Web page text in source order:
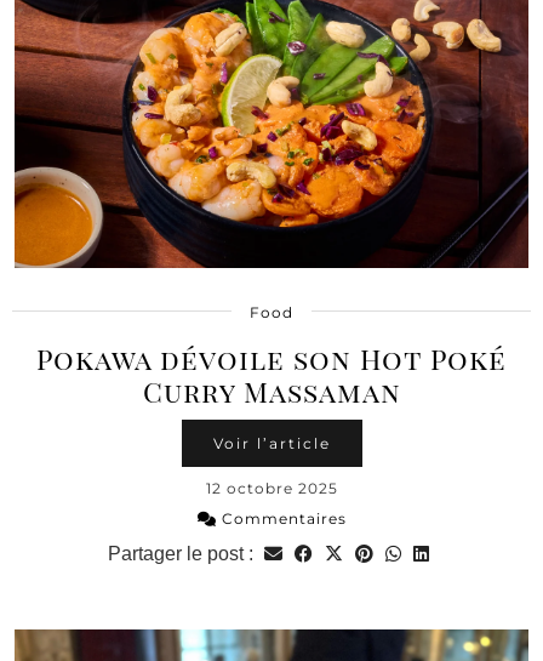
Food
Pokawa dévoile son Hot Poké
Curry Massaman
Voir l’article
12 octobre 2025
Commentaires
Partager le post :